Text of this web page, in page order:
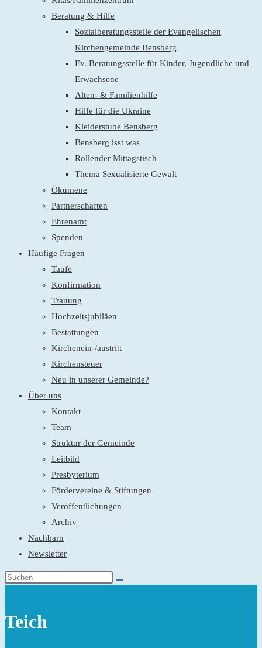
Beratung & Hilfe
Sozialberatungsstelle der Evangelischen
Kirchengemeinde Bensberg
Ev. Beratungsstelle für Kinder, Jugendliche und
Erwachsene
Alten- & Familienhilfe
Hilfe für die Ukraine
Kleiderstube Bensberg
Bensberg isst was
Rollender Mittagstisch
Thema Sexualisierte Gewalt
Ökumene
Partnerschaften
Ehrenamt
Spenden
Häufige Fragen
Taufe
Konfirmation
Trauung
Hochzeitsjubiläen
Bestattungen
Kirchenein-/austritt
Kirchensteuer
Neu in unserer Gemeinde?
Über uns
Kontakt
Team
Struktur der Gemeinde
Leitbild
Presbyterium
Fördervereine & Stiftungen
Veröffentlichungen
Archiv
Nachbarn
Newsletter
Teich